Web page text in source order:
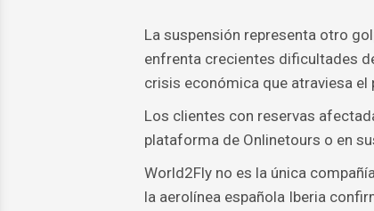
La suspensión representa otro
enfrenta crecientes dificultades
crisis económica que atraviesa el
Los clientes con reservas
plataforma de Onlinetours o en
World2Fly no es la única
la aerolínea española Iberia